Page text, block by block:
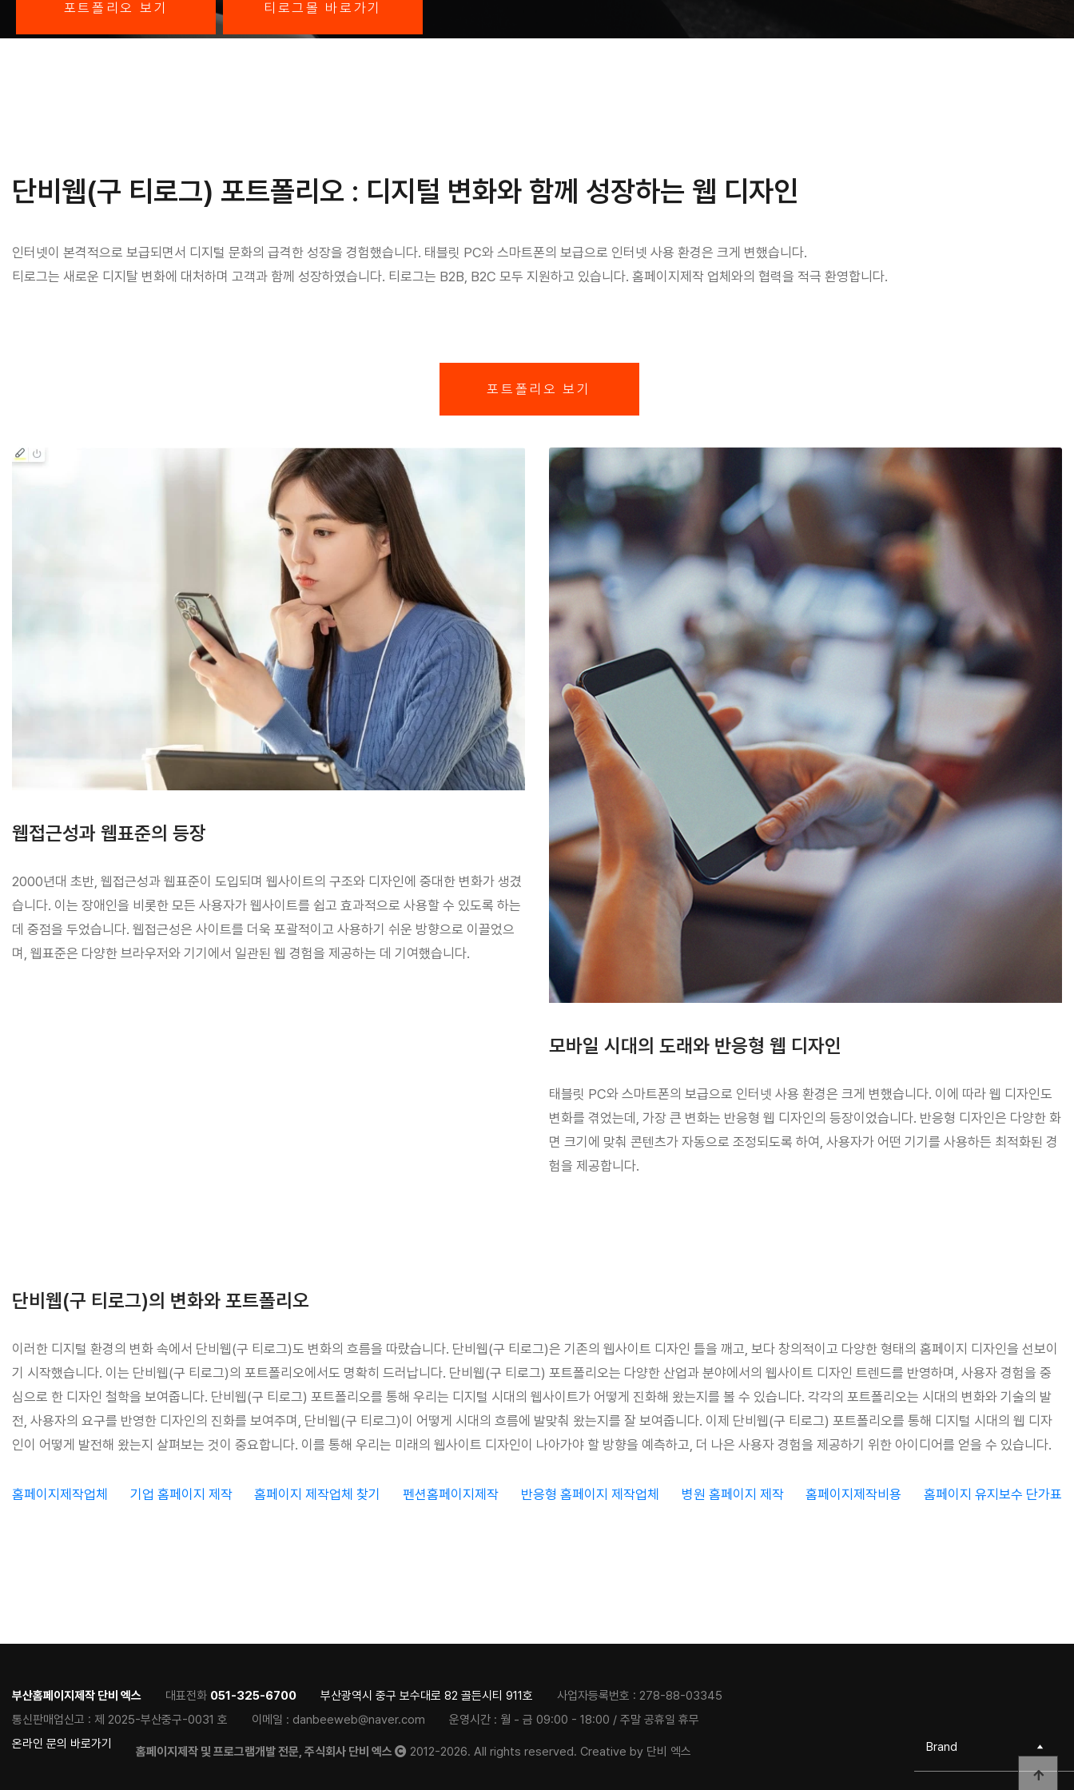
포트폴리오 보기 티로그몰 바로가기
단비웹(구 티로그) 포트폴리오 : 디지털 변화와 함께 성장하는 웹 디자인
인터넷이 본격적으로 보급되면서 디지털 문화의 급격한 성장을 경험했습니다. 태블릿 PC와 스마트폰의 보급으로 인터넷 사용 환경은 크게 변했습니다.
티로그는 새로운 디지탈 변화에 대처하며 고객과 함께 성장하였습니다. 티로그는 B2B, B2C 모두 지원하고 있습니다. 홈페이지제작 업체와의 협력을 적극 환영합니다.
포트폴리오 보기
웹접근성과 웹표준의 등장
2000년대 초반, 웹접근성과 웹표준이 도입되며 웹사이트의 구조와 디자인에 중대한 변화가 생겼
습니다. 이는 장애인을 비롯한 모든 사용자가 웹사이트를 쉽고 효과적으로 사용할 수 있도록 하는
데 중점을 두었습니다. 웹접근성은 사이트를 더욱 포괄적이고 사용하기 쉬운 방향으로 이끌었으
며, 웹표준은 다양한 브라우저와 기기에서 일관된 웹 경험을 제공하는 데 기여했습니다.
모바일 시대의 도래와 반응형 웹 디자인
태블릿 PC와 스마트폰의 보급으로 인터넷 사용 환경은 크게 변했습니다. 이에 따라 웹 디자인도
변화를 겪었는데, 가장 큰 변화는 반응형 웹 디자인의 등장이었습니다. 반응형 디자인은 다양한 화
면 크기에 맞춰 콘텐츠가 자동으로 조정되도록 하여, 사용자가 어떤 기기를 사용하든 최적화된 경
험을 제공합니다.
단비웹(구 티로그)의 변화와 포트폴리오
이러한 디지털 환경의 변화 속에서 단비웹(구 티로그)도 변화의 흐름을 따랐습니다. 단비웹(구 티로그)은 기존의 웹사이트 디자인 틀을 깨고, 보다 창의적이고 다양한 형태의 홈페이지 디자인을 선보이
기 시작했습니다. 이는 단비웹(구 티로그)의 포트폴리오에서도 명확히 드러납니다. 단비웹(구 티로그) 포트폴리오는 다양한 산업과 분야에서의 웹사이트 디자인 트렌드를 반영하며, 사용자 경험을 중
심으로 한 디자인 철학을 보여줍니다. 단비웹(구 티로그) 포트폴리오를 통해 우리는 디지털 시대의 웹사이트가 어떻게 진화해 왔는지를 볼 수 있습니다. 각각의 포트폴리오는 시대의 변화와 기술의 발
전, 사용자의 요구를 반영한 디자인의 진화를 보여주며, 단비웹(구 티로그)이 어떻게 시대의 흐름에 발맞춰 왔는지를 잘 보여줍니다. 이제 단비웹(구 티로그) 포트폴리오를 통해 디지털 시대의 웹 디자
인이 어떻게 발전해 왔는지 살펴보는 것이 중요합니다. 이를 통해 우리는 미래의 웹사이트 디자인이 나아가야 할 방향을 예측하고, 더 나은 사용자 경험을 제공하기 위한 아이디어를 얻을 수 있습니다.
홈페이지제작업체 기업 홈페이지 제작 홈페이지 제작업체 찾기 펜션홈페이지제작 반응형 홈페이지 제작업체 병원 홈페이지 제작 홈페이지제작비용 홈페이지 유지보수 단가표
부산홈페이지제작 단비 엑스 대표전화 051-325-6700 부산광역시 중구 보수대로 82 골든시티 911호 사업자등록번호 : 278-88-03345
통신판매업신고 : 제 2025-부산중구-0031 호 이메일 : danbeeweb@naver.com 운영시간 : 월 - 금 09:00 - 18:00 / 주말 공휴일 휴무
온라인 문의 바로가기
홈페이지제작 및 프로그램개발 전문, 주식회사 단비 엑스 2012-2026. All rights reserved. Creative by 단비 엑스 Brand